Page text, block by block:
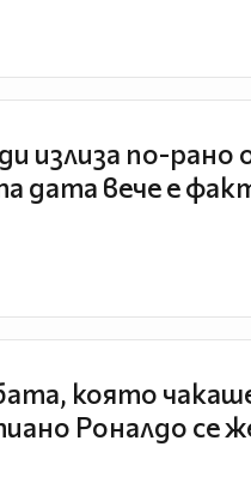
излиза по-рано
дата вече е
която
Роналдо се